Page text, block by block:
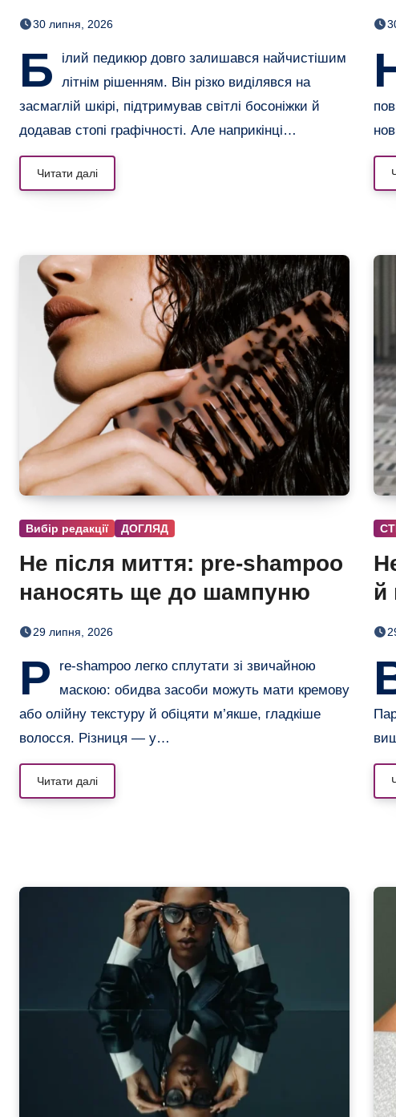
сіро-блакитний
30 липня, 2026
Б
ілий педикюр довго залишався найчистішим
літнім рішенням. Він різко виділявся на
засмаглій шкірі, підтримував світлі босоніжки й
додавав стопі графічності. Але наприкінці…
Читати далі
Вибір редакції ДОГЛЯД
Не після миття: pre-shampoo
наносять ще до шампуню
29 липня, 2026
P
re-shampoo легко сплутати зі звичайною
маскою: обидва засоби можуть мати кремову
або олійну текстуру й обіцяти м’якше, гладкіше
волосся. Різниця — у…
Читати далі
й